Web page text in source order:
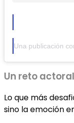
Un reto
Lo que más
sino la emoción